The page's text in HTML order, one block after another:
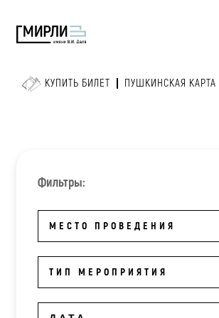
КУПИТЬ БИЛЕТ ПУШКИНСКАЯ КАРТА
Фильтры:
МЕСТО ПРОВЕДЕНИЯ
ТИП МЕРОПРИЯТИЯ